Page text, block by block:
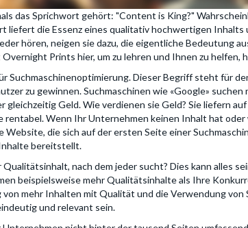
das Sprichwort gehört: "Content is King?"
liefert die Essenz eines qualitativ hochwertigen
hören, neigen sie dazu, die eigentliche Bedeutung
Prints hier, um zu lehren und Ihnen zu
Suchmaschinenoptimierung. Dieser Begriff steht für
zu gewinnen. Suchmaschinen wie «Google»
gleichzeitig Geld. Wie verdienen sie Geld? Sie liefern
rentabel. Wenn Ihr Unternehmen keinen Inhalt hat
Website, die sich auf der ersten Seite einer
bereitstellt.
Qualitätsinhalt, nach dem jeder sucht? Dies kann alles
beispielsweise mehr Qualitätsinhalte als Ihre
von mehr Inhalten mit Qualität und die Verwendung
und relevant sein.